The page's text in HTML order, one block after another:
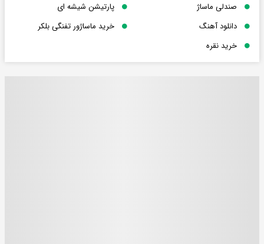
صندلی ماساژ
پارتیشن شیشه ای
دانلود آهنگ
خرید ماساژور تفنگی بلکر
خرید نقره